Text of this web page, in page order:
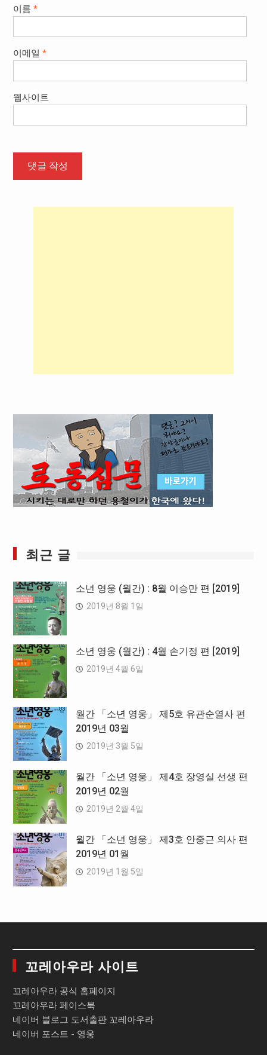
이름 *
이메일 *
웹사이트
최근 글
소년 영웅 (월간) : 8월 이승만 편 [2019]
2019년 8월 1일
소년 영웅 (월간) : 4월 손기정 편 [2019]
2019년 4월 6일
월간 「소년 영웅」 제5호 유관순열사 편
2019년 03월
2019년 3월 5일
월간 「소년 영웅」 제4호 장영실 선생 편
2019년 02월
2019년 2월 4일
월간 「소년 영웅」 제3호 안중근 의사 편
2019년 01월
2019년 1월 5일
꼬레아우라 사이트
꼬레아우라 공식 홈페이지
꼬레아우라 페이스북
네이버 블로그 도서출판 꼬레아우라
네이버 포스트 - 영웅